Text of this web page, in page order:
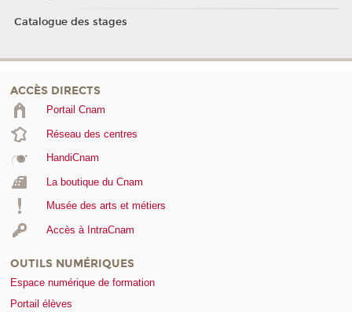
Catalogue des stages
ACCÈS DIRECTS
Portail Cnam
Réseau des centres
HandiCnam
La boutique du Cnam
Musée des arts et métiers
Accès à IntraCnam
OUTILS NUMÉRIQUES
Espace numérique de formation
Portail élèves